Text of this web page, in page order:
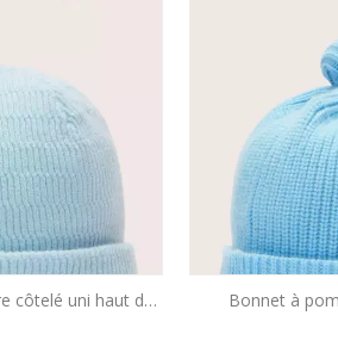
côtelé uni haut de
Bonnet à